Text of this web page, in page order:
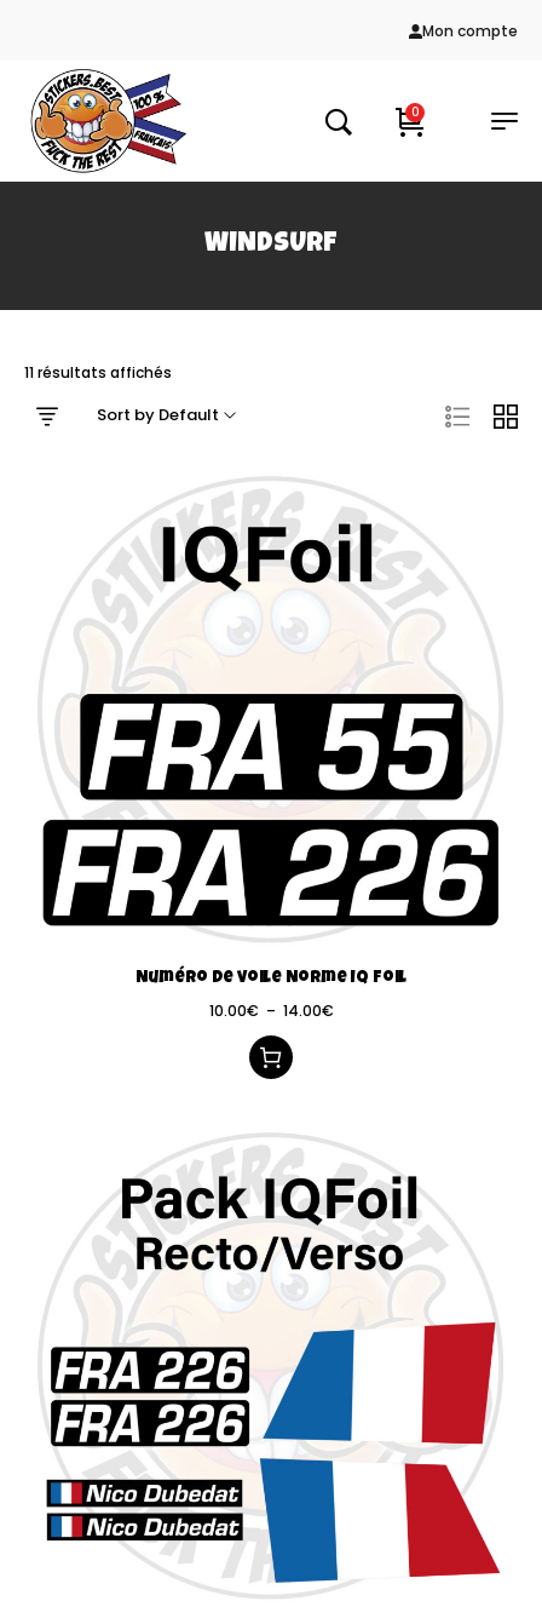
Mon compte
0
WINDSURF
11 résultats affichés
Sort by Default
Numéro de voile Norme IQ Foil
10.00€ – 14.00€